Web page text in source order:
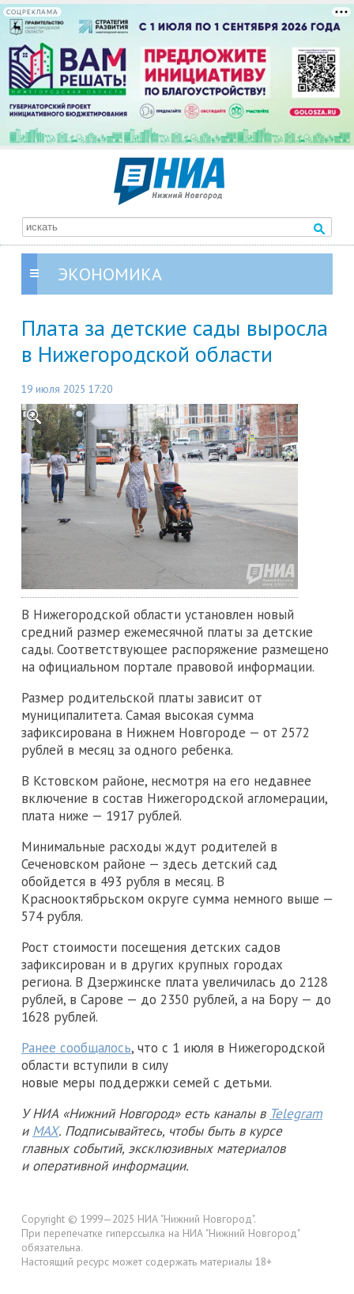
СОЦРЕКЛАМА
ЭКОНОМИКА
Плата за детские сады выросла
в Нижегородской области
19 июля 2025 17:20
В Нижегородской области установлен новый
средний размер ежемесячной платы за детские
сады. Соответствующее распоряжение размещено
на официальном портале правовой информации.
Размер родительской платы зависит от
муниципалитета. Самая высокая сумма
зафиксирована в Нижнем Новгороде — от 2572
рублей в месяц за одного ребенка.
В Кстовском районе, несмотря на его недавнее
включение в состав Нижегородской агломерации,
плата ниже — 1917 рублей.
Минимальные расходы ждут родителей в
Сеченовском районе — здесь детский сад
обойдется в 493 рубля в месяц. В
Краснооктябрьском округе сумма немного выше —
574 рубля.
Рост стоимости посещения детских садов
зафиксирован и в других крупных городах
региона. В Дзержинске плата увеличилась до 2128
рублей, в Сарове — до 2350 рублей, а на Бору — до
1628 рублей.
Ранее сообщалось, что с 1 июля в Нижегородской
области вступили в силу
новые меры поддержки семей с детьми.
У НИА «Нижний Новгород» есть каналы в Telegram
и MAX. Подписывайтесь, чтобы быть в курсе
главных событий, эксклюзивных материалов
и оперативной информации.
Copyright © 1999—2025 НИА "Нижний Новгород".
При перепечатке гиперссылка на НИА "Нижний Новгород"
обязательна.
Настоящий ресурс может содержать материалы 18+